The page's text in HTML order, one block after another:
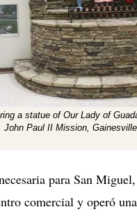
a statue of Our Lady of
John Paul II Mission,
para San
comercial y operó